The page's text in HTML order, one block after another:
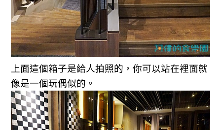
上面這個箱子是給人拍照的，你可以站在裡面就
像是一個玩偶似的。